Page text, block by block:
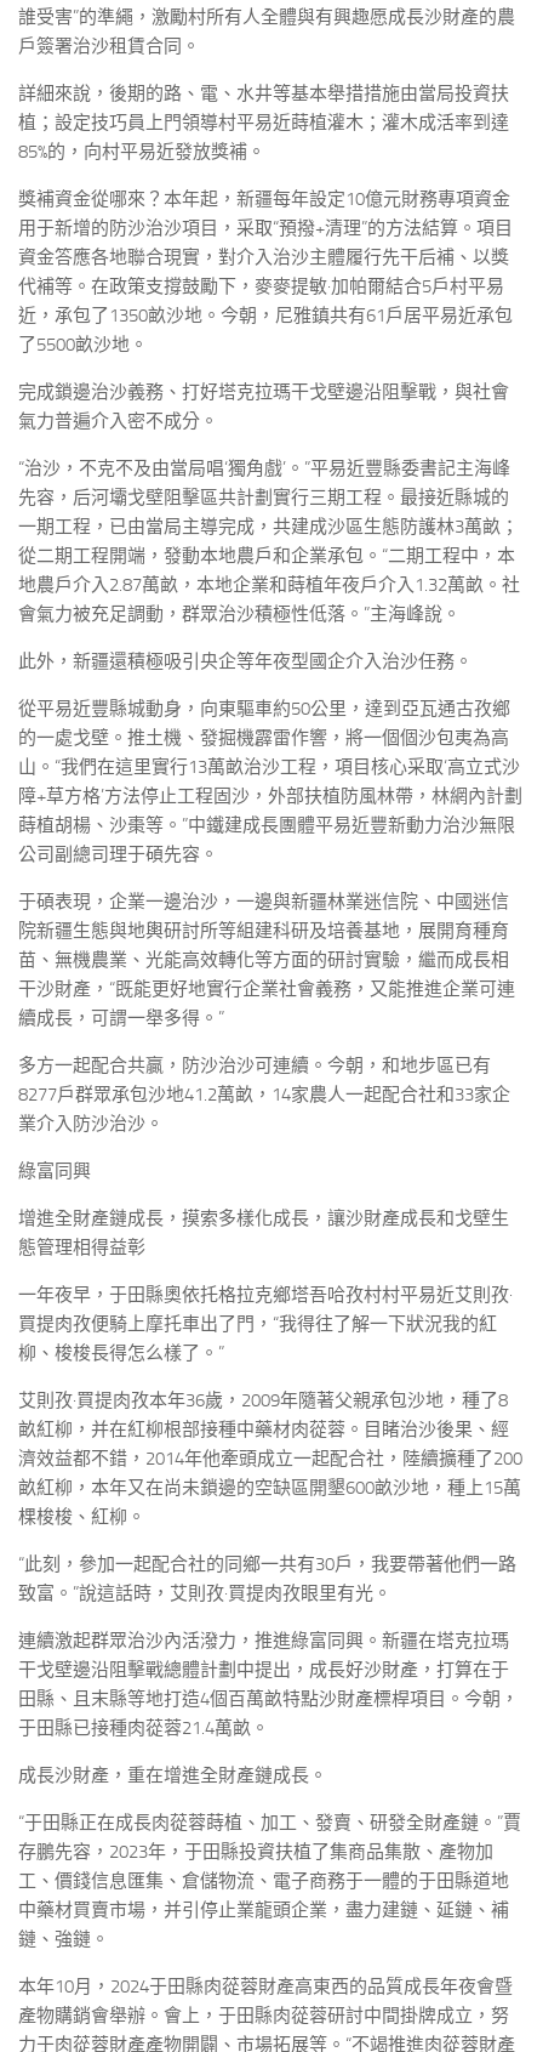
誰受害”的準繩，激勵村所有人全體與有興趣愿成長沙財產的農
戶簽署治沙租賃合同。
詳細來說，後期的路、電、水井等基本舉措措施由當局投資扶
植；設定技巧員上門領導村平易近蒔植灌木；灌木成活率到達
85%的，向村平易近發放獎補。
獎補資金從哪來？本年起，新疆每年設定10億元財務專項資金
用于新增的防沙治沙項目，采取“預撥+清理”的方法結算。項目
資金答應各地聯合現實，對介入治沙主體履行先干后補、以獎
代補等。在政策支撐鼓勵下，麥麥提敏·加帕爾結合5戶村平易
近，承包了1350畝沙地。今朝，尼雅鎮共有61戶居平易近承包
了5500畝沙地。
完成鎖邊治沙義務、打好塔克拉瑪干戈壁邊沿阻擊戰，與社會
氣力普遍介入密不成分。
“治沙，不克不及由當局唱‘獨角戲’。”平易近豐縣委書記主海峰
先容，后河壩戈壁阻擊區共計劃實行三期工程。最接近縣城的
一期工程，已由當局主導完成，共建成沙區生態防護林3萬畝；
從二期工程開端，發動本地農戶和企業承包。“二期工程中，本
地農戶介入2.87萬畝，本地企業和蒔植年夜戶介入1.32萬畝。社
會氣力被充足調動，群眾治沙積極性低落。”主海峰說。
此外，新疆還積極吸引央企等年夜型國企介入治沙任務。
從平易近豐縣城動身，向東驅車約50公里，達到亞瓦通古孜鄉
的一處戈壁。推土機、發掘機霹雷作響，將一個個沙包夷為高
山。“我們在這里實行13萬畝治沙工程，項目核心采取‘高立式沙
障+草方格’方法停止工程固沙，外部扶植防風林帶，林網內計劃
蒔植胡楊、沙棗等。”中鐵建成長團體平易近豐新動力治沙無限
公司副總司理于碩先容。
于碩表現，企業一邊治沙，一邊與新疆林業迷信院、中國迷信
院新疆生態與地輿研討所等組建科研及培養基地，展開育種育
苗、無機農業、光能高效轉化等方面的研討實驗，繼而成長相
干沙財產，“既能更好地實行企業社會義務，又能推進企業可連
續成長，可謂一舉多得。”
多方一起配合共贏，防沙治沙可連續。今朝，和地步區已有
8277戶群眾承包沙地41.2萬畝，14家農人一起配合社和33家企
業介入防沙治沙。
綠富同興
增進全財產鏈成長，摸索多樣化成長，讓沙財產成長和戈壁生
態管理相得益彰
一年夜早，于田縣奧依托格拉克鄉塔吾哈孜村村平易近艾則孜·
買提肉孜便騎上摩托車出了門，“我得往了解一下狀況我的紅
柳、梭梭長得怎么樣了。”
艾則孜·買提肉孜本年36歲，2009年隨著父親承包沙地，種了8
畝紅柳，并在紅柳根部接種中藥材肉蓯蓉。目睹治沙後果、經
濟效益都不錯，2014年他牽頭成立一起配合社，陸續擴種了200
畝紅柳，本年又在尚未鎖邊的空缺區開墾600畝沙地，種上15萬
棵梭梭、紅柳。
“此刻，參加一起配合社的同鄉一共有30戶，我要帶著他們一路
致富。”說這話時，艾則孜·買提肉孜眼里有光。
連續激起群眾治沙內活潑力，推進綠富同興。新疆在塔克拉瑪
干戈壁邊沿阻擊戰總體計劃中提出，成長好沙財產，打算在于
田縣、且末縣等地打造4個百萬畝特點沙財產標桿項目。今朝，
于田縣已接種肉蓯蓉21.4萬畝。
成長沙財產，重在增進全財產鏈成長。
“于田縣正在成長肉蓯蓉蒔植、加工、發賣、研發全財產鏈。”賈
存鵬先容，2023年，于田縣投資扶植了集商品集散、產物加
工、價錢信息匯集、倉儲物流、電子商務于一體的于田縣道地
中藥材買賣市場，并引停止業龍頭企業，盡力建鏈、延鏈、補
鏈、強鏈。
本年10月，2024于田縣肉蓯蓉財產高東西的品質成長年夜會暨
產物購銷會舉辦。會上，于田縣肉蓯蓉研討中間掛牌成立，努
力于肉蓯蓉財產產物開闢、市場拓展等。“不竭推進肉蓯蓉財產